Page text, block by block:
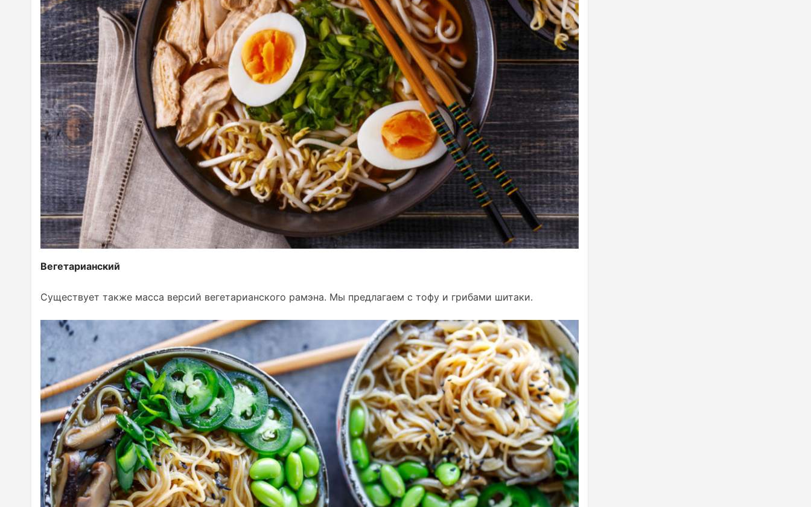
Вегетарианский
Существует также масса версий вегетарианского рамэна. Мы предлагаем с тофу и грибами шитаки.